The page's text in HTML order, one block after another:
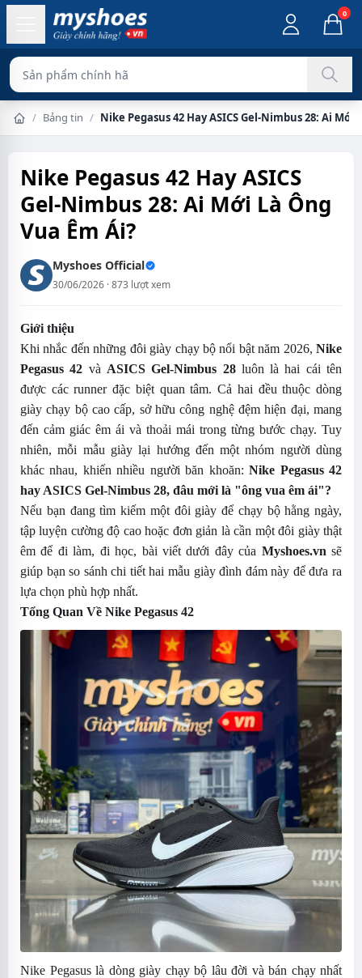
0
Sản phẩm chính hãng 100%
/ Bảng tin / Nike Pegasus 42 Hay ASICS Gel-Nimbus 28: Ai Mới
Nike Pegasus 42 Hay ASICS
Gel-Nimbus 28: Ai Mới Là Ông
Vua Êm Ái?
Myshoes Official
30/06/2026 · 873 lượt xem
Giới thiệu
Khi nhắc đến những đôi giày chạy bộ nổi bật năm 2026, Nike
Pegasus 42 và ASICS Gel-Nimbus 28luôn là hai cái tên
được các runner đặc biệt quan tâm. Cả hai đều thuộc dòng
giày chạy bộ cao cấp, sở hữu công nghệ đệm hiện đại, mang
đến cảm giác êm ái và thoải mái trong từng bước chạy. Tuy
nhiên, mỗi mẫu giày lại hướng đến một nhóm người dùng
khác nhau, khiến nhiều người băn khoăn:Nike Pegasus 42
hay ASICS Gel-Nimbus 28, đâu mới là "ông vua êm ái"?
Nếu bạn đang tìm kiếm một đôi giày để chạy bộ hằng ngày,
tập luyện cường độ cao hoặc đơn giản là cần một đôi giày thật
êm để đi làm, đi học, bài viết dưới đây của Myshoes.vn sẽ
giúp bạn so sánh chi tiết hai mẫu giày đình đám này để đưa ra
lựa chọn phù hợp nhất.
Tổng Quan Về Nike Pegasus 42
Nike Pegasus là dòng giày chạy bộ lâu đời và bán chạy nhất